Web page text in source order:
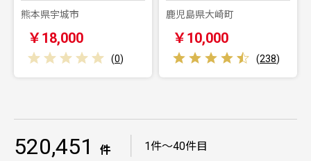
熊本県宇城市
￥18,000
(0)
鹿児島県大崎町
￥10,000
(238)
520,451 件 1件～40件目